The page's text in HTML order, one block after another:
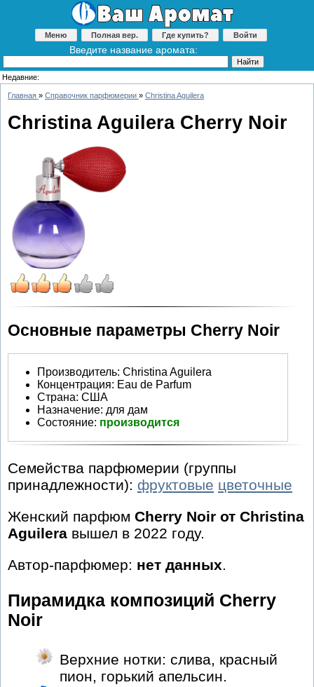
Меню Полная вер. Где купить? Войти
Введите название аромата:
Недавние:
Главная » Справочник парфюмерии » Christina Aguilera
Christina Aguilera Cherry Noir
Основные параметры Cherry Noir
Производитель: Christina Aguilera
Концентрация: Eau de Parfum
Страна: США
Назначение: для дам
Состояние: производится
Семейства парфюмерии (группы
принадлежности): фруктовые цветочные
Женский парфюм Cherry Noir от Christina
Aguilera вышел в 2022 году.
Автор-парфюмер: нет данных.
Пирамидка композиций Cherry
Noir
Верхние нотки: слива, красный
пион, горький апельсин.